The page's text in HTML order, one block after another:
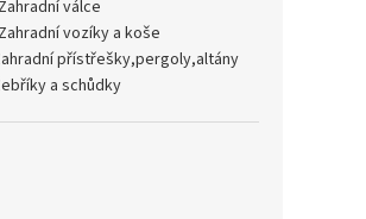
zahradní válce
zahradní vozíky a koše
zahradní přístřešky,pergoly,altány
žebříky a schůdky